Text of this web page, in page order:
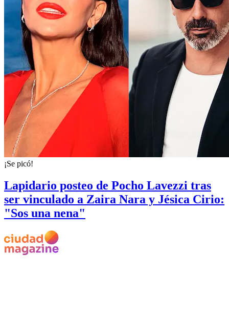
¡Se picó!
Lapidario posteo de Pocho Lavezzi tras
ser vinculado a Zaira Nara y Jésica Cirio:
"Sos una nena"